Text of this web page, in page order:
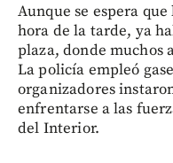
Aunque se espera
hora de la tarde, ya
plaza, donde muchos
La policía empleó
organizadores
enfrentarse a las
del Interior.